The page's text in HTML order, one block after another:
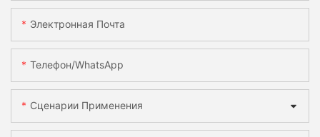
Электронная Почта
Телефон/WhatsApp
Сценарии Применения